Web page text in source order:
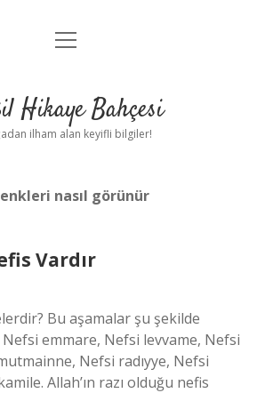
Anasayfa
Yasal Uyarı
menüyü
Hikaye Bahçesi
ilham alan keyifli bilgiler!
nasıl görünür
Vardır
Bu aşamalar şu şekilde
Nefsi emmare, Nefsi levvame, Nefsi
Nefsi radıyye, Nefsi
Allah’ın razı olduğu nefis